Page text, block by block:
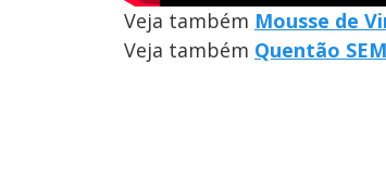
Veja também Mousse de
Veja também Quentão